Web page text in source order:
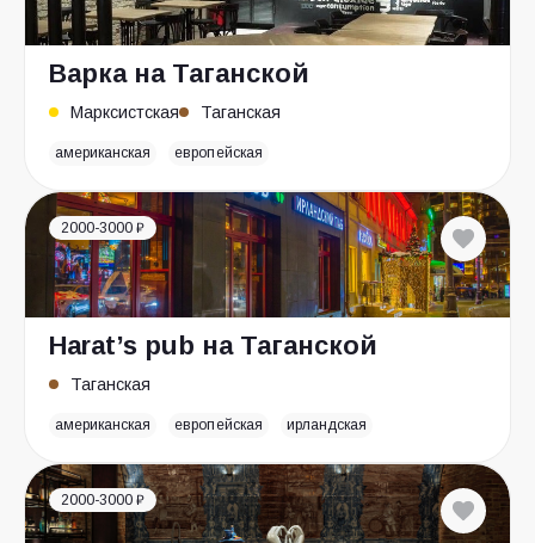
Варка на Таганской
Марксистская Таганская
американская европейская
2000-3000 ₽
Harat’s pub на Таганской
Таганская
американская европейская ирландская
2000-3000 ₽